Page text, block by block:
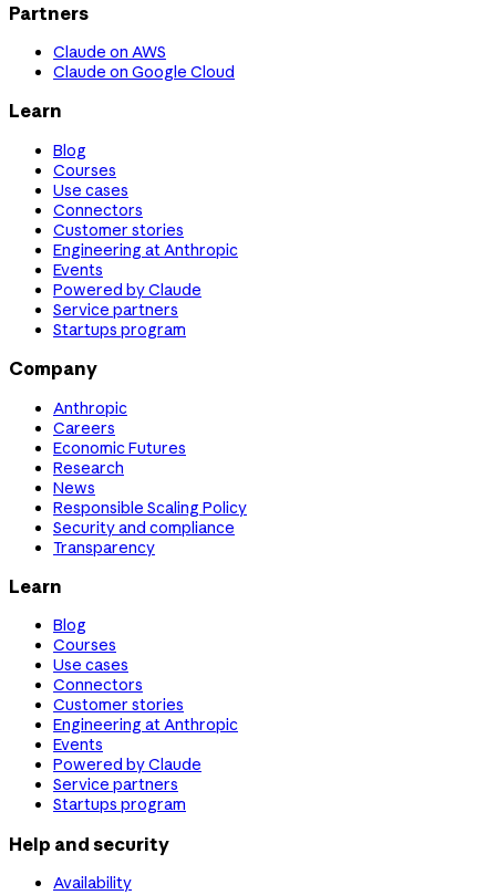
Partners
Claude on AWS
Claude on Google Cloud
Learn
Blog
Courses
Use cases
Connectors
Customer stories
Engineering at Anthropic
Events
Powered by Claude
Service partners
Startups program
Company
Anthropic
Careers
Economic Futures
Research
News
Responsible Scaling Policy
Security and compliance
Transparency
Learn
Blog
Courses
Use cases
Connectors
Customer stories
Engineering at Anthropic
Events
Powered by Claude
Service partners
Startups program
Help and security
Availability